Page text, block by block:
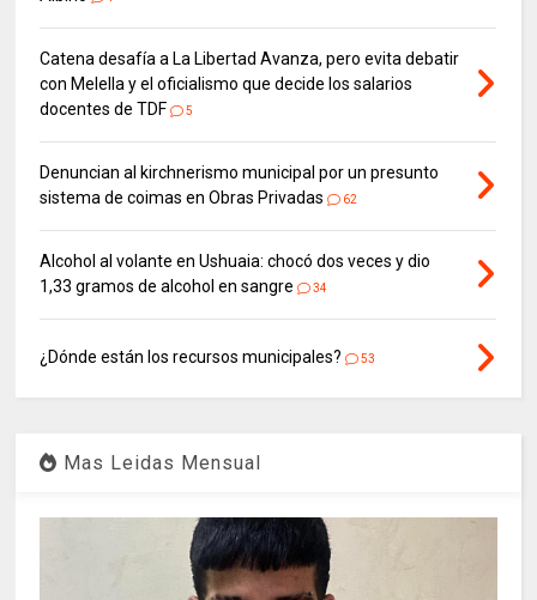
Catena desafía a La Libertad Avanza, pero evita debatir
con Melella y el oficialismo que decide los salarios
docentes de TDF
5
Denuncian al kirchnerismo municipal por un presunto
sistema de coimas en Obras Privadas
62
Alcohol al volante en Ushuaia: chocó dos veces y dio
1,33 gramos de alcohol en sangre
34
¿Dónde están los recursos municipales? 53
Mas Leidas Mensual